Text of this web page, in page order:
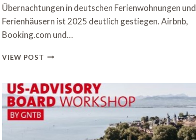
Übernachtungen in deutschen Ferienwohnungen und
Ferienhäusern ist 2025 deutlich gestiegen. Airbnb,
Booking.com und…
VIEW POST DESTATIS:
FÜR
FERIENUNTERKÜNFTE
ÜBERTREFFEN
CORONA-